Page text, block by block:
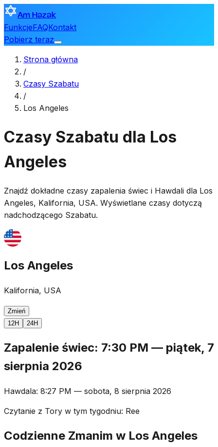
Am Hazak
FunkcjeFAQKontakt
Pobierz teraz
Strona główna
/
Czasy Szabatu
/
Los Angeles
Czasy Szabatu dla Los
Angeles
Znajdź dokładne czasy zapalenia świec i Hawdali dla Los
Angeles, Kalifornia, USA. Wyświetlane czasy dotyczą
nadchodzącego Szabatu.
Los Angeles
Kalifornia, USA
Zmień
12H
24H
Zapalenie świec: 7:30 PM — piątek, 7
sierpnia 2026
Hawdala: 8:27 PM — sobota, 8 sierpnia 2026
Czytanie z Tory w tym tygodniu: Ree
Codzienne Zmanim w Los Angeles